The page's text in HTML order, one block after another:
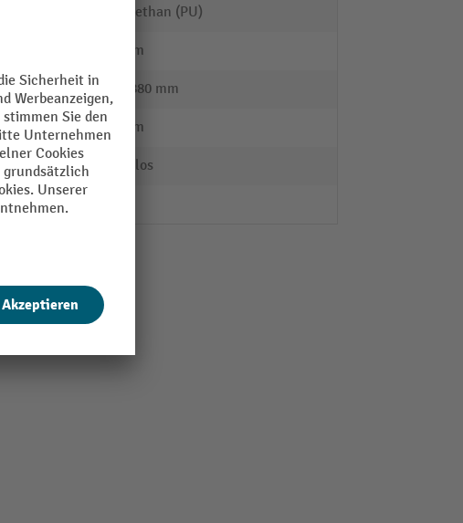
Polyurethan (PU)
430 mm
630 - 880 mm
340 mm
stufenlos